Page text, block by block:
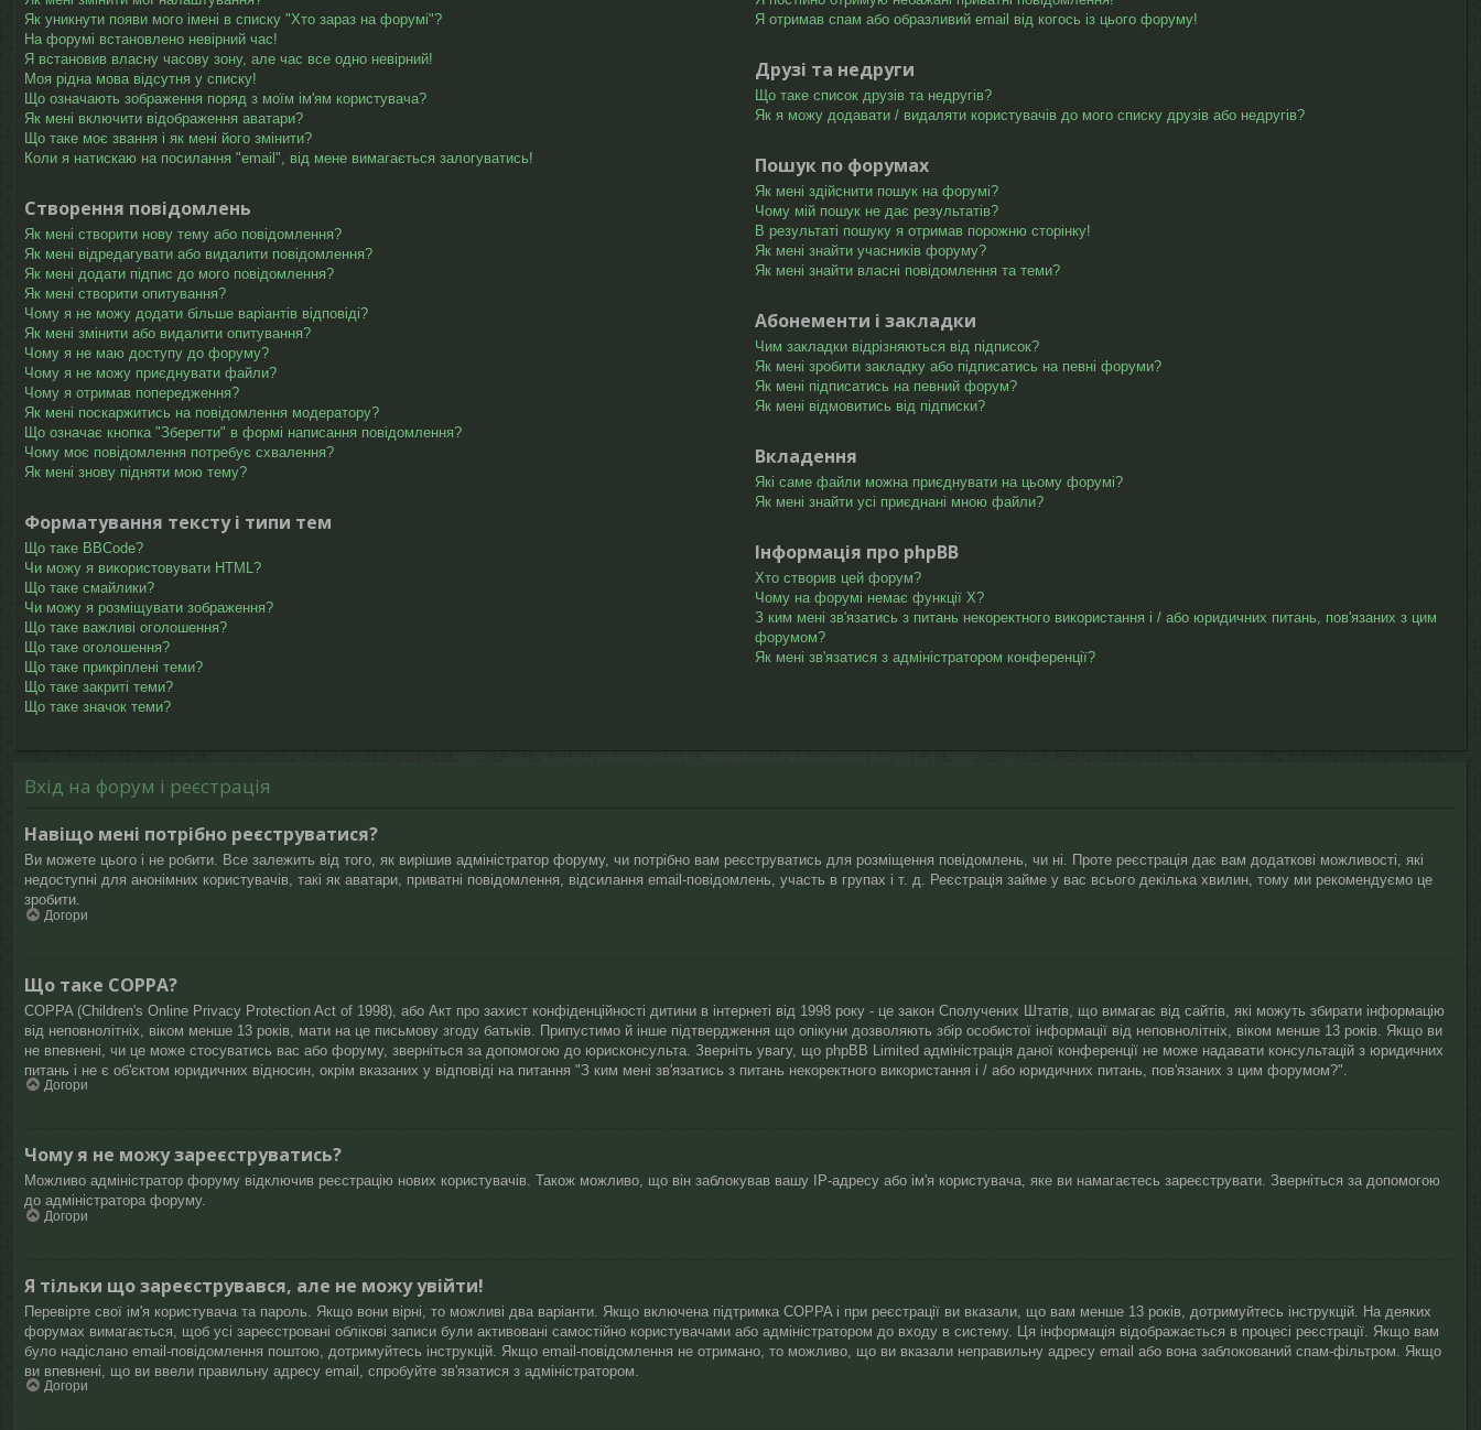
Як уникнути появи мого імені в списку "Хто зараз на форумі"?
На форумі встановлено невірний час!
Я встановив власну часову зону, але час все одно невірний!
Моя рідна мова відсутня у списку!
Що означають зображення поряд з моїм ім'ям користувача?
Як мені включити відображення аватари?
Що таке моє звання і як мені його змінити?
Коли я натискаю на посилання "email", від мене вимагається залогуватись!
Створення повідомлень
Як мені створити нову тему або повідомлення?
Як мені відредагувати або видалити повідомлення?
Як мені додати підпис до мого повідомлення?
Як мені створити опитування?
Чому я не можу додати більше варіантів відповіді?
Як мені змінити або видалити опитування?
Чому я не маю доступу до форуму?
Чому я не можу приєднувати файли?
Чому я отримав попередження?
Як мені поскаржитись на повідомлення модератору?
Що означає кнопка "Зберегти" в формі написання повідомлення?
Чому моє повідомлення потребує схвалення?
Як мені знову підняти мою тему?
Форматування тексту і типи тем
Що таке BBCode?
Чи можу я використовувати HTML?
Що таке смайлики?
Чи можу я розміщувати зображення?
Що таке важливі оголошення?
Що таке оголошення?
Що таке прикріплені теми?
Що таке закриті теми?
Що таке значок теми?
Я отримав спам або образливий email від когось із цього форуму!
Друзі та недруги
Що таке список друзів та недругів?
Як я можу додавати / видаляти користувачів до мого списку друзів або недругів?
Пошук по форумах
Як мені здійснити пошук на форумі?
Чому мій пошук не дає результатів?
В результаті пошуку я отримав порожню сторінку!
Як мені знайти учасників форуму?
Як мені знайти власні повідомлення та теми?
Абонементи і закладки
Чим закладки відрізняються від підписок?
Як мені зробити закладку або підписатись на певні форуми?
Як мені підписатись на певний форум?
Як мені відмовитись від підписки?
Вкладення
Які саме файли можна приєднувати на цьому форумі?
Як мені знайти усі приєднані мною файли?
Інформація про phpBB
Хто створив цей форум?
Чому на форумі немає функції X?
З ким мені зв'язатись з питань некоректного використання і / або юридичних питань, пов'язаних з цим
форумом?
Як мені зв'язатися з адміністратором конференції?
Вхід на форум і реєстрація
Навіщо мені потрібно реєструватися?
Ви можете цього і не робити. Все залежить від того, як вирішив адміністратор форуму, чи потрібно вам реєструватись для розміщення повідомлень, чи ні. Проте реєстрація дає вам додаткові можливості, які
недоступні для анонімних користувачів, такі як аватари, приватні повідомлення, відсилання email-повідомлень, участь в групах і т. д. Реєстрація займе у вас всього декілька хвилин, тому ми рекомендуємо це
зробити.
Догори
Що таке COPPA?
COPPA (Children's Online Privacy Protection Act of 1998), або Акт про захист конфіденційності дитини в інтернеті від 1998 року - це закон Сполучених Штатів, що вимагає від сайтів, які можуть збирати інформацію
від неповнолітніх, віком менше 13 років, мати на це письмову згоду батьків. Припустимо й інше підтвердження що опікуни дозволяють збір особистої інформації від неповнолітніх, віком менше 13 років. Якщо ви
не впевнені, чи це може стосуватись вас або форуму, зверніться за допомогою до юрисконсульта. Зверніть увагу, що phpBB Limited адміністрація даної конференції не може надавати консультацій з юридичних
питань і не є об'єктом юридичних відносин, окрім вказаних у відповіді на питання "З ким мені зв'язатись з питань некоректного використання і / або юридичних питань, пов'язаних з цим форумом?".
Догори
Чому я не можу зареєструватись?
Можливо адміністратор форуму відключив реєстрацію нових користувачів. Також можливо, що він заблокував вашу IP-адресу або ім'я користувача, яке ви намагаєтесь зареєструвати. Зверніться за допомогою
до адміністратора форуму.
Догори
Я тільки що зареєструвався, але не можу увійти!
Перевірте свої ім'я користувача та пароль. Якщо вони вірні, то можливі два варіанти. Якщо включена підтримка COPPA і при реєстрації ви вказали, що вам менше 13 років, дотримуйтесь інструкцій. На деяких
форумах вимагається, щоб усі зареєстровані облікові записи були активовані самостійно користувачами або адміністратором до входу в систему. Ця інформація відображається в процесі реєстрації. Якщо вам
було надіслано email-повідомлення поштою, дотримуйтесь інструкцій. Якщо email-повідомлення не отримано, то можливо, що ви вказали неправильну адресу email або вона заблокований спам-фільтром. Якщо
ви впевнені, що ви ввели правильну адресу email, спробуйте зв'язатися з адміністратором.
Догори